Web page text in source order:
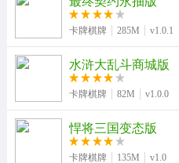
卡牌棋牌 285M v1.0.1
水浒大乱斗商城版
卡牌棋牌 82M v1.0.0
悍将三国变态版
卡牌棋牌 135M v1.0